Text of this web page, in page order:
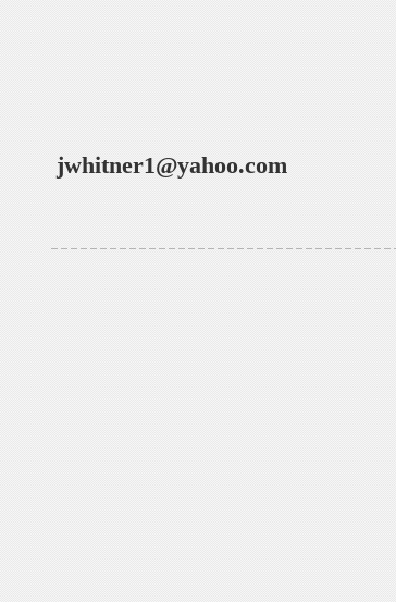
jwhitner1@yahoo.com